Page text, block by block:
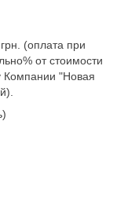
(оплата при
от стоимости
Компании "Новая